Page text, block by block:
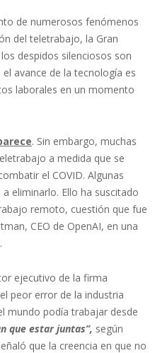
de numerosos fenómenos
del teletrabajo, la Gran
despidos silenciosos son
avance de la tecnología es
laborales en un momento
. Sin embargo, muchas
a medida que se
el COVID. Algunas
eliminarlo. Ello ha suscitado
remoto, cuestión que fue
CEO de OpenAI, en una
ejecutivo de la firma
peor error de la industria
mundo podía trabajar desde
que estar juntas”, según
que la creencia en que no